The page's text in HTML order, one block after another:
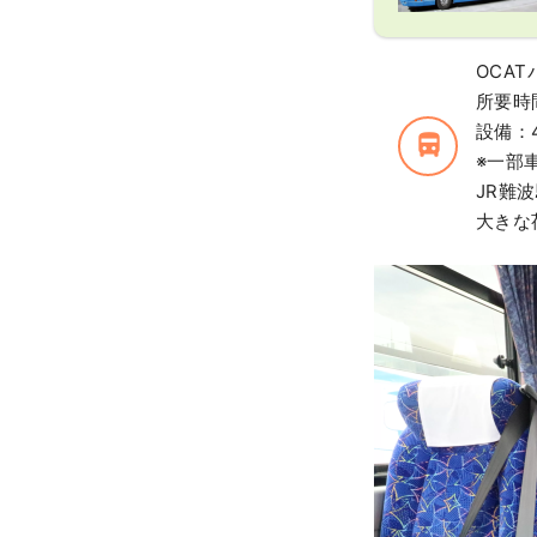
directions_bus_filled
所要
設備
※一部
JR難
大き